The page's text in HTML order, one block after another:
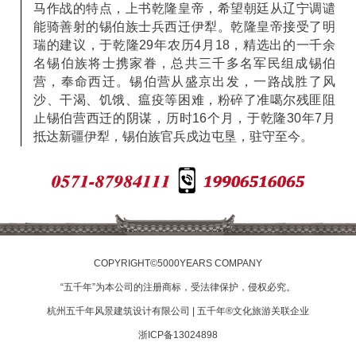
马作战的特点，上书乾隆皇帝，希望朝廷从辽宁调谴
能骑善射的锡伯族士兵西迁伊犁。乾隆皇帝接受了明
瑞的建议，于乾隆29年农历4月18，精选出的一千余
名锡伯族将士携家眷，总共三千多名军民组成锡伯
营，奉命西迁。锡伯营从盛京出发，一路战胜了风
沙、干渴、饥饿、瘟疫等困难，粉碎了准噶尔残匪阻
止锡伯营西迁的阴谋，历时16个月，于乾隆30年7月
抵达新疆伊犁，锡伯族官兵戍边屯垦，驻守至今。
COPYRIGHT©5000YEARS COMPANY
“五千年”为本公司的注册商标，受法律保护，侵权必究。
杭州五千年风景建筑设计有限公司 | 五千年®文化旅游关联企业
浙ICP备13024898